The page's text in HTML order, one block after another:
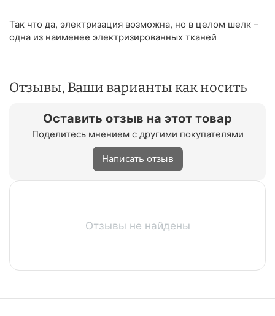
Так что да, электризация возможна, но в целом шелк –
одна из наименее электризированных тканей
Отзывы, Ваши варианты как носить
Оставить отзыв на этот товар
Поделитесь мнением с другими покупателями
Написать отзыв
Отзывы не найдены